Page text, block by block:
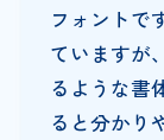
フォントで
ていますが
るような書
ると分かり